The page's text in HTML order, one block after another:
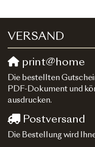
VERSAND
print@home
Die bestellten
PDF-Dokument und
ausdrucken.
Postversand
Die Bestellung wird